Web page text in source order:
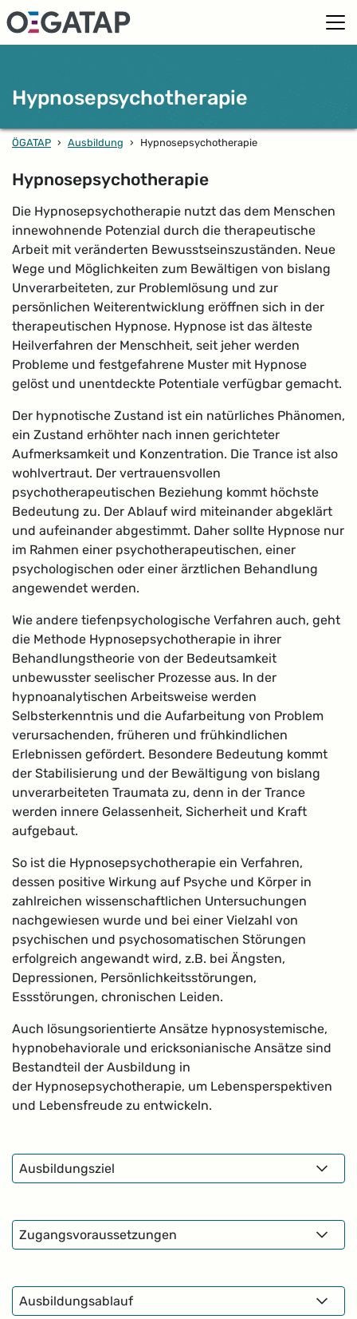
Hypnosepsychotherapie
ÖGATAP › Ausbildung › Hypnosepsychotherapie
Hypnosepsychotherapie
Die Hypnosepsychotherapie nutzt das dem Menschen
innewohnende Potenzial durch die therapeutische
Arbeit mit veränderten Bewusstseinszuständen. Neue
Wege und Möglichkeiten zum Bewältigen von bislang
Unverarbeiteten, zur Problemlösung und zur
persönlichen Weiterentwicklung eröffnen sich in der
therapeutischen Hypnose. Hypnose ist das älteste
Heilverfahren der Menschheit, seit jeher werden
Probleme und festgefahrene Muster mit Hypnose
gelöst und unentdeckte Potentiale verfügbar gemacht.
Der hypnotische Zustand ist ein natürliches Phänomen,
ein Zustand erhöhter nach innen gerichteter
Aufmerksamkeit und Konzentration. Die Trance ist also
wohlvertraut. Der vertrauensvollen
psychotherapeutischen Beziehung kommt höchste
Bedeutung zu. Der Ablauf wird miteinander abgeklärt
und aufeinander abgestimmt. Daher sollte Hypnose nur
im Rahmen einer psychotherapeutischen, einer
psychologischen oder einer ärztlichen Behandlung
angewendet werden.
Wie andere tiefenpsychologische Verfahren auch, geht
die Methode Hypnosepsychotherapie in ihrer
Behandlungstheorie von der Bedeutsamkeit
unbewusster seelischer Prozesse aus. In der
hypnoanalytischen Arbeitsweise werden
Selbsterkenntnis und die Aufarbeitung von Problem
ver­ursachenden, früheren und frühkindlichen
Erlebnissen gefördert. Besondere Bedeutung kommt
der Stabilisierung und der Bewältigung von bislang
unverarbeiteten Traumata zu, denn in der Trance
werden innere Gelassenheit, Sicherheit und Kraft
aufgebaut.
So ist die Hypnosepsychotherapie ein Verfahren,
dessen positive Wirkung auf Psyche und Körper in
zahlreichen wissenschaftlichen Untersuchungen
nachgewiesen wurde und bei einer Vielzahl von
psychischen und psychosomatischen Störungen
erfolgreich angewandt wird, z.B. bei Ängsten,
Depressionen, Persönlichkeitsstörungen,
Essstörungen, chronischen Leiden.
Auch lösungsorientierte Ansätze hypnosystemische,
hypnobehaviorale und ericksonianische Ansätze sind
Bestandteil der Ausbildung in
der Hypnosepsychotherapie, um Lebensperspektiven
und Lebensfreude zu entwickeln.
Ausbildungsziel
Zugangsvoraussetzungen
Ausbildungsablauf